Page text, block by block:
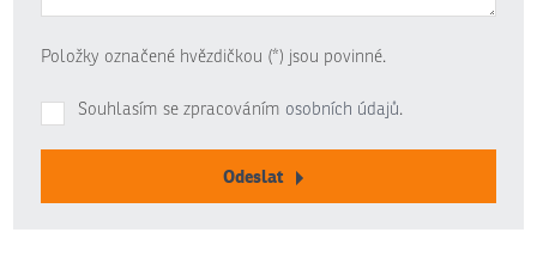
Položky označené hvězdičkou (*) jsou povinné.
Souhlasím se zpracováním osobních údajů.
Odeslat